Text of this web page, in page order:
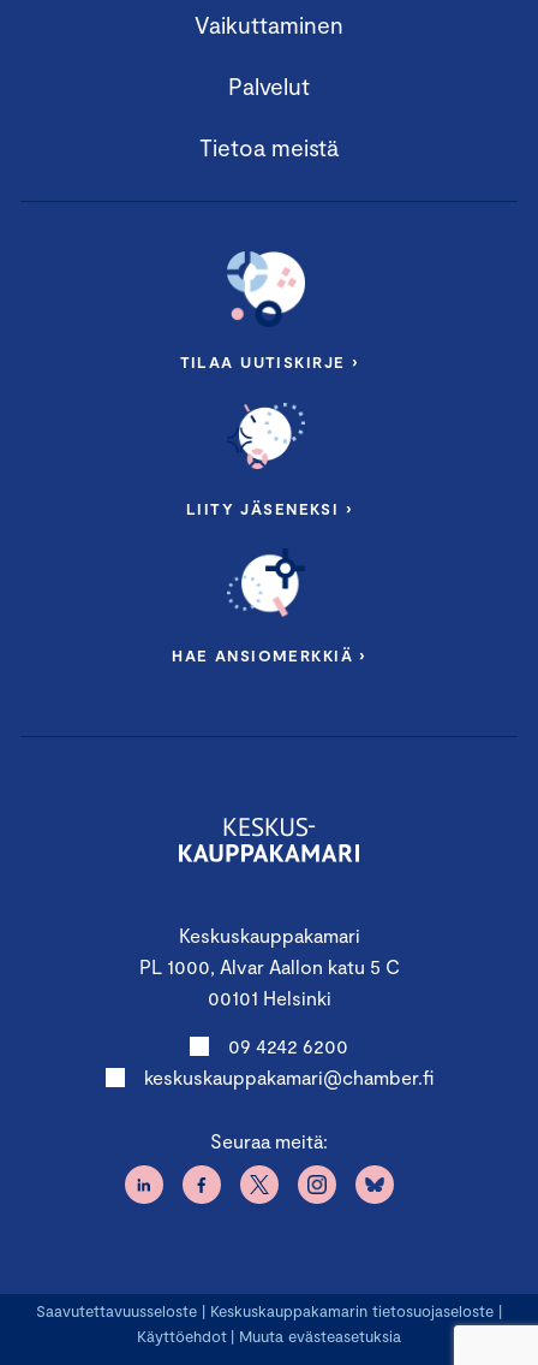
Keskuskauppakamari
PL 1000, Alvar Aallon katu 5 C
00101 Helsinki
09 4242 6200
keskuskauppakamari@chamber.fi
Seuraa meitä:
Vaikuttaminen
Palvelut
Tietoa meistä
TILAA UUTISKIRJE ›
LIITY JÄSENEKSI ›
HAE ANSIOMERKKIÄ ›
Saavutettavuusseloste | Keskuskauppakamarin tietosuojaseloste |
Käyttöehdot | Muuta evästeasetuksia